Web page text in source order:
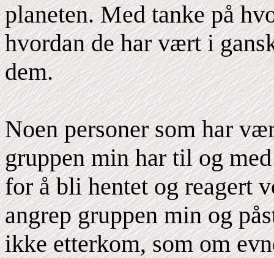
planeten. Med tanke på
hvordan de har vært i
dem.
Noen personer som har
gruppen min har til og
for å bli hentet og reagert
angrep gruppen min og
ikke etterkom, som om